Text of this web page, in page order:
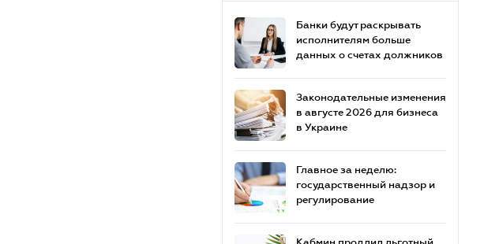
Банки будут раскрывать
исполнителям больше
данных о счетах должников
Законодательные изменения
в августе 2026 для бизнеса
в Украине
Главное за неделю:
государственный надзор и
регулирование